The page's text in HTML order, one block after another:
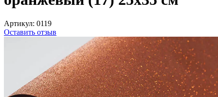
Артикул: 0119
Оставить отзыв